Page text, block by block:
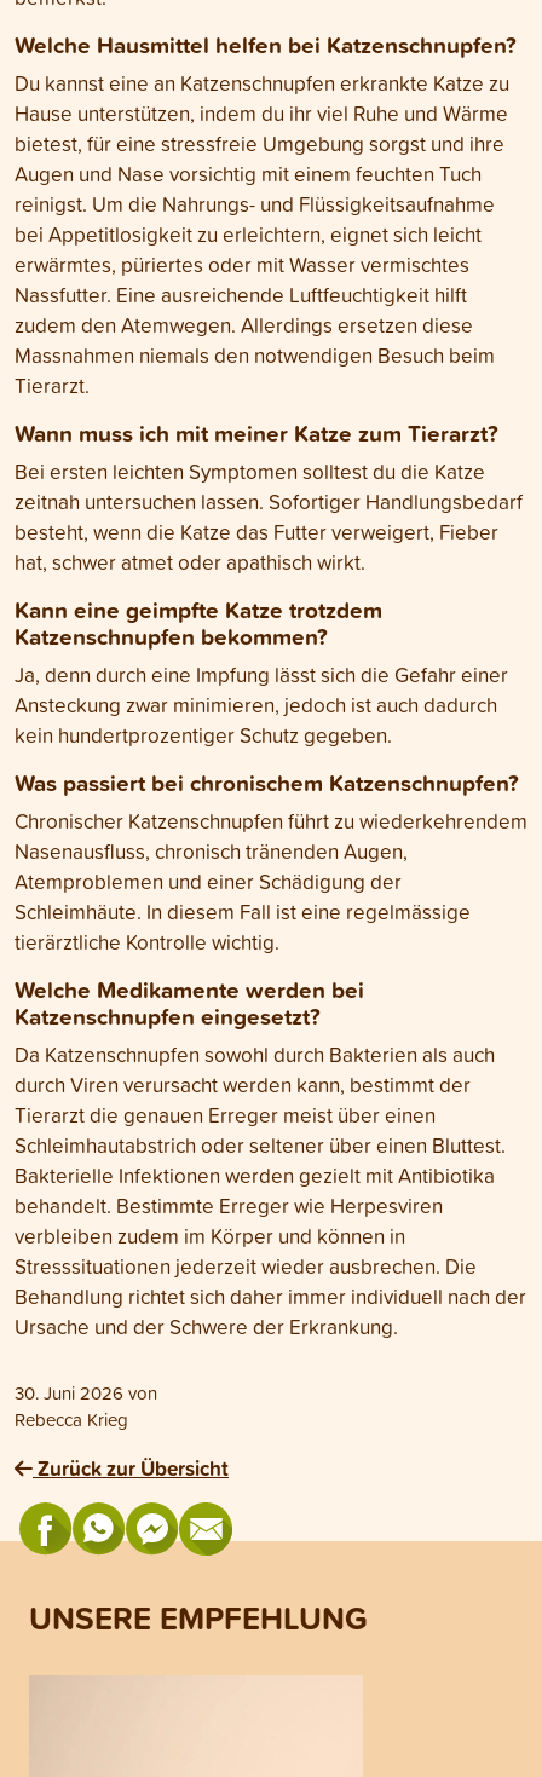
Welche Hausmittel helfen bei Katzenschnupfen?
Du kannst eine an Katzenschnupfen erkrankte Katze zu
Hause unterstützen, indem du ihr viel Ruhe und Wärme
bietest, für eine stressfreie Umgebung sorgst und ihre
Augen und Nase vorsichtig mit einem feuchten Tuch
reinigst. Um die Nahrungs- und Flüssigkeitsaufnahme
bei Appetitlosigkeit zu erleichtern, eignet sich leicht
erwärmtes, püriertes oder mit Wasser vermischtes
Nassfutter. Eine ausreichende Luftfeuchtigkeit hilft
zudem den Atemwegen. Allerdings ersetzen diese
Massnahmen niemals den notwendigen Besuch beim
Tierarzt.
Wann muss ich mit meiner Katze zum Tierarzt?
Bei ersten leichten Symptomen solltest du die Katze
zeitnah untersuchen lassen. Sofortiger Handlungsbedarf
besteht, wenn die Katze das Futter verweigert, Fieber
hat, schwer atmet oder apathisch wirkt.
Kann eine geimpfte Katze trotzdem
Katzenschnupfen bekommen?
Ja, denn durch eine Impfung lässt sich die Gefahr einer
Ansteckung zwar minimieren, jedoch ist auch dadurch
kein hundertprozentiger Schutz gegeben.
Was passiert bei chronischem Katzenschnupfen?
Chronischer Katzenschnupfen führt zu wiederkehrendem
Nasenausfluss, chronisch tränenden Augen,
Atemproblemen und einer Schädigung der
Schleimhäute. In diesem Fall ist eine regelmässige
tierärztliche Kontrolle wichtig.
Welche Medikamente werden bei
Katzenschnupfen eingesetzt?
Da Katzenschnupfen sowohl durch Bakterien als auch
durch Viren verursacht werden kann, bestimmt der
Tierarzt die genauen Erreger meist über einen
Schleimhautabstrich oder seltener über einen Bluttest.
Bakterielle Infektionen werden gezielt mit Antibiotika
behandelt. Bestimmte Erreger wie Herpesviren
verbleiben zudem im Körper und können in
Stresssituationen jederzeit wieder ausbrechen. Die
Behandlung richtet sich daher immer individuell nach der
Ursache und der Schwere der Erkrankung.
30. Juni 2026 von
Rebecca Krieg
Zurück zur Übersicht
UNSERE EMPFEHLUNG